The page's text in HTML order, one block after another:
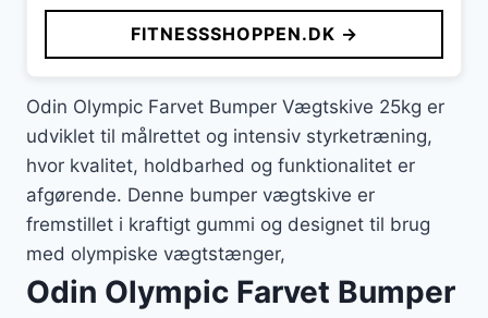
pris
var:
1.099 kr..
pris
er:
899 kr..
FITNESSSHOPPEN.DK →
Odin Olympic Farvet Bumper Vægtskive 25kg er
udviklet til målrettet og intensiv styrketræning,
hvor kvalitet, holdbarhed og funktionalitet er
afgørende. Denne bumper vægtskive er
fremstillet i kraftigt gummi og designet til brug
med olympiske vægtstænger,
Odin Olympic Farvet Bumper